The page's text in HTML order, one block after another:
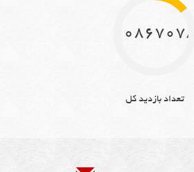
10867078
تعداد بازدید کل